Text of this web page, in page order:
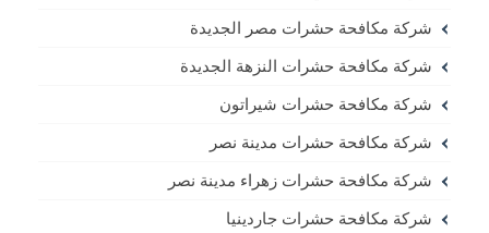
شركة مكافحة حشرات مصر الجديدة
شركة مكافحة حشرات النزهة الجديدة
شركة مكافحة حشرات شيراتون
شركة مكافحة حشرات مدينة نصر
شركة مكافحة حشرات زهراء مدينة نصر
شركة مكافحة حشرات جاردينيا